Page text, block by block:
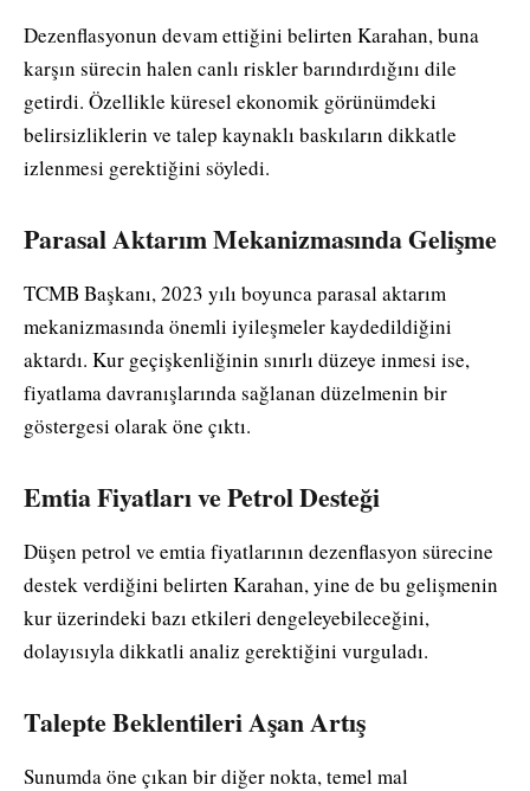
Dezenflasyonun devam ettiğini belirten Karahan, buna
karşın sürecin halen canlı riskler barındırdığını dile
getirdi. Özellikle küresel ekonomik görünümdeki
belirsizliklerin ve talep kaynaklı baskıların dikkatle
izlenmesi gerektiğini söyledi.
Parasal Aktarım Mekanizmasında Gelişme
TCMB Başkanı, 2023 yılı boyunca parasal aktarım
mekanizmasında önemli iyileşmeler kaydedildiğini
aktardı. Kur geçişkenliğinin sınırlı düzeye inmesi ise,
fiyatlama davranışlarında sağlanan düzelmenin bir
göstergesi olarak öne çıktı.
Emtia Fiyatları ve Petrol Desteği
Düşen petrol ve emtia fiyatlarının dezenflasyon sürecine
destek verdiğini belirten Karahan, yine de bu gelişmenin
kur üzerindeki bazı etkileri dengeleyebileceğini,
dolayısıyla dikkatli analiz gerektiğini vurguladı.
Talepte Beklentileri Aşan Artış
Sunumda öne çıkan bir diğer nokta, temel mal